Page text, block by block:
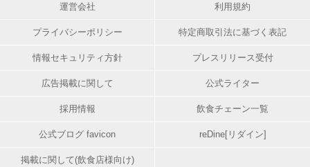
運営会社 利用規約
プライバシーポリシー 特定商取引法に基づく表記
情報セキュリティ方針 プレスリリース受付
広告掲載に関して 公式ライター
採用情報 飲食チェーン一覧
公式ブログ favicon reDine[リダイン]
掲載に関して(飲食店様向け)